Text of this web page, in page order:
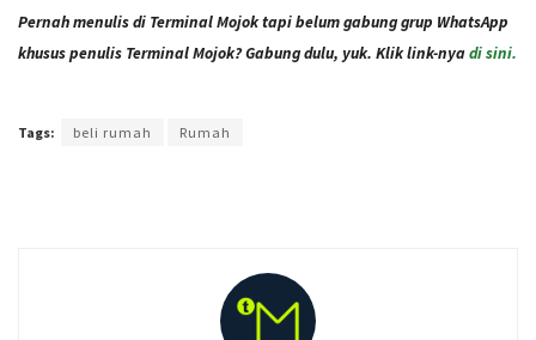
Pernah menulis di Terminal Mojok tapi belum gabung grup WhatsApp
khusus penulis Terminal Mojok? Gabung dulu, yuk. Klik link-nyadi sini.
Tags: beli rumah Rumah